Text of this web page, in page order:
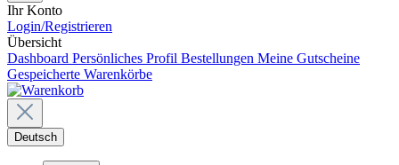
Ihr Konto
Login/Registrieren
Übersicht
Dashboard Persönliches Profil Bestellungen Meine Gutscheine
Gespeicherte Warenkörbe
Deutsch